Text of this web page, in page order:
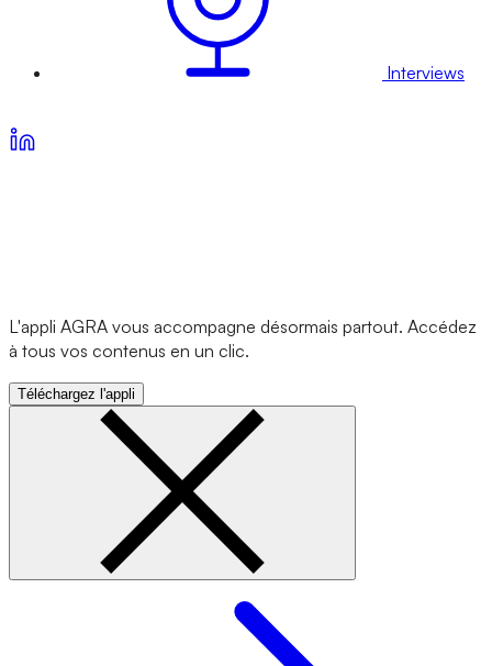
Interviews
L'appli AGRA vous accompagne désormais partout. Accédez
à tous vos contenus en un clic.
Téléchargez l'appli